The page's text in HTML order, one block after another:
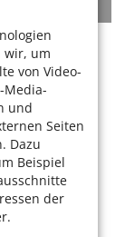
wir, um
von Video-
Media-
und
Seiten
Dazu
Beispiel
der